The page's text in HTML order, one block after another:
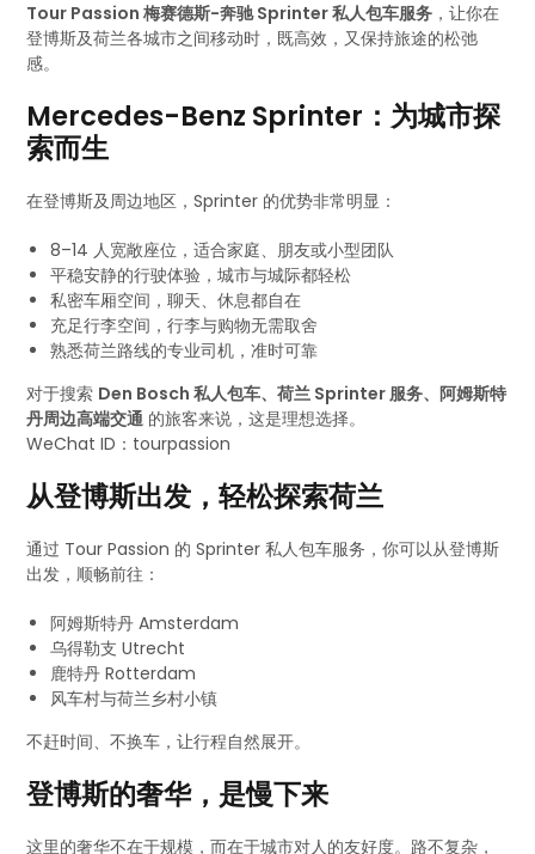
Tour Passion 梅赛德斯-奔驰 Sprinter 私人包车服务 ，让你在
登博斯及荷兰各城市之间移动时，既高效，又保持旅途的松弛
感。
Mercedes-Benz Sprinter：为城市探
索而生
在登博斯及周边地区，Sprinter 的优势非常明显：
8–14 人宽敞座位，适合家庭、朋友或小型团队
平稳安静的行驶体验，城市与城际都轻松
私密车厢空间，聊天、休息都自在
充足行李空间，行李与购物无需取舍
熟悉荷兰路线的专业司机，准时可靠
对于搜索 Den Bosch 私人包车、荷兰 Sprinter 服务、阿姆斯特
丹周边高端交通 的旅客来说，这是理想选择。
WeChat ID：tourpassion
从登博斯出发，轻松探索荷兰
通过 Tour Passion 的 Sprinter 私人包车服务，你可以从登博斯
出发，顺畅前往：
阿姆斯特丹 Amsterdam
乌得勒支 Utrecht
鹿特丹 Rotterdam
风车村与荷兰乡村小镇
不赶时间、不换车，让行程自然展开。
登博斯的奢华，是慢下来
这里的奢华不在于规模，而在于城市对人的友好度。路不复杂，